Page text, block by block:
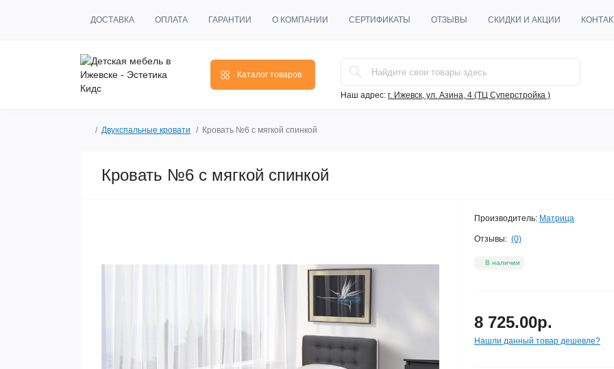
ДОСТАВКА ОПЛАТА ГАРАНТИИ О КОМПАНИИ СЕРТИФИКАТЫ ОТЗЫВЫ CКИДКИ И АКЦИИ
Каталог товаров
Наш адрес: г. Ижевск, ул. Азина, 4 (ТЦ Суперстройка )
Двухспальные кровати Кровать №6 с мягкой спинкой
Кровать №6 с мягкой спинкой
Производитель: Матрица
Отзывы: (0)
В наличии
8 725.00р.
Нашли данный товар дешевле?